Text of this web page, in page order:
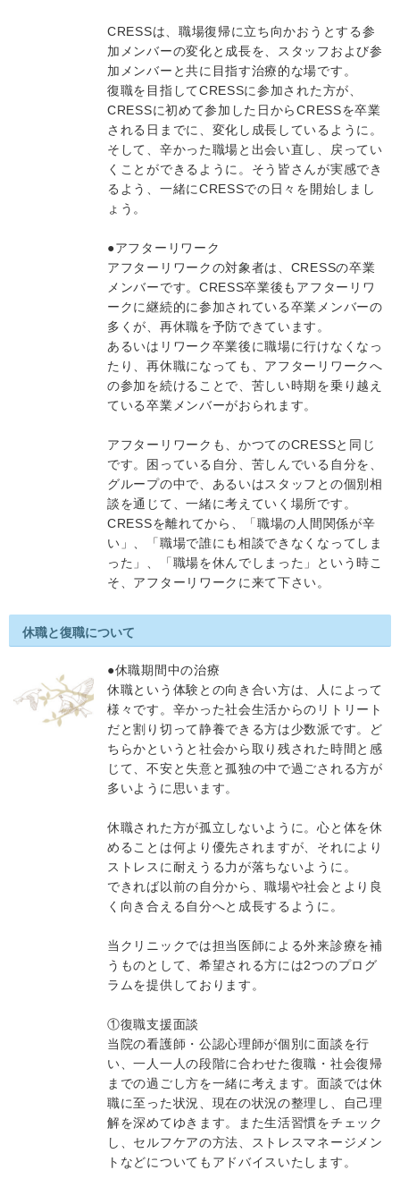
CRESSは、職場復帰に立ち向かおうとする参
加メンバーの変化と成長を、スタッフおよび参
加メンバーと共に目指す治療的な場です。
復職を目指してCRESSに参加された方が、
CRESSに初めて参加した日からCRESSを卒業
される日までに、変化し成長しているように。
そして、辛かった職場と出会い直し、戻ってい
くことができるように。そう皆さんが実感でき
るよう、一緒にCRESSでの日々を開始しまし
ょう。
●アフターリワーク
アフターリワークの対象者は、CRESSの卒業
メンバーです。CRESS卒業後もアフターリワ
ークに継続的に参加されている卒業メンバーの
多くが、再休職を予防できています。
あるいはリワーク卒業後に職場に行けなくなっ
たり、再休職になっても、アフターリワークへ
の参加を続けることで、苦しい時期を乗り越え
ている卒業メンバーがおられます。
アフターリワークも、かつてのCRESSと同じ
です。困っている自分、苦しんでいる自分を、
グループの中で、あるいはスタッフとの個別相
談を通じて、一緒に考えていく場所です。
CRESSを離れてから、「職場の人間関係が辛
い」、「職場で誰にも相談できなくなってしま
った」、「職場を休んでしまった」という時こ
そ、アフターリワークに来て下さい。
休職と復職について
●休職期間中の治療
休職という体験との向き合い方は、人によって
様々です。辛かった社会生活からのリトリート
だと割り切って静養できる方は少数派です。ど
ちらかというと社会から取り残された時間と感
じて、不安と失意と孤独の中で過ごされる方が
多いように思います。
休職された方が孤立しないように。心と体を休
めることは何より優先されますが、それにより
ストレスに耐えうる力が落ちないように。
できれば以前の自分から、職場や社会とより良
く向き合える自分へと成長するように。
当クリニックでは担当医師による外来診療を補
うものとして、希望される方には2つのプログ
ラムを提供しております。
①復職支援面談
当院の看護師・公認心理師が個別に面談を行
い、一人一人の段階に合わせた復職・社会復帰
までの過ごし方を一緒に考えます。面談では休
職に至った状況、現在の状況の整理し、自己理
解を深めてゆきます。また生活習慣をチェック
し、セルフケアの方法、ストレスマネージメン
トなどについてもアドバイスいたします。